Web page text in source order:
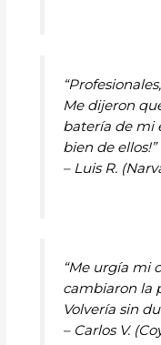
Me dijeron
batería de mi
bien de ellos!”
– Luis R.
“Me urgía mi
cambiaron la
Volvería sin
– Carlos V.